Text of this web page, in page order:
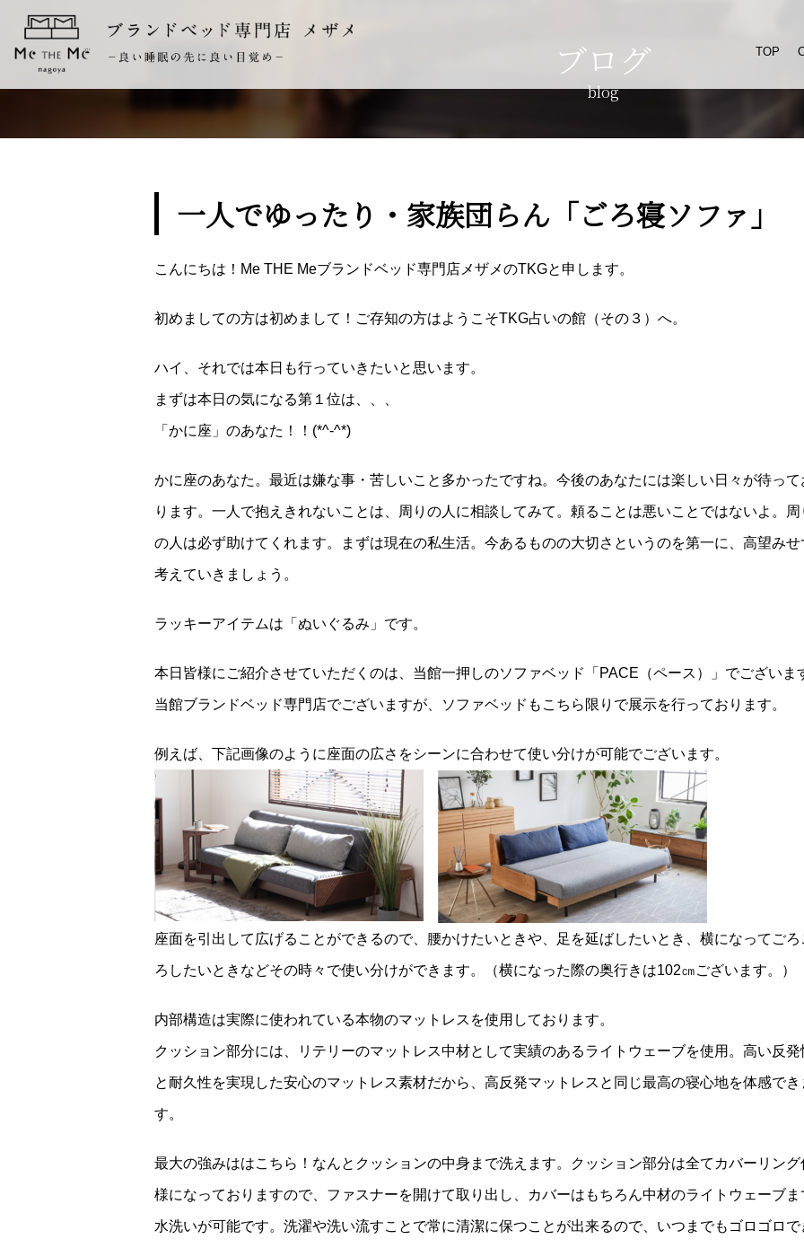
TOP
ブログ
blog
一人でゆったり・家族団らん「ごろ寝ソファ」
こんにちは！Me THE Meブランドベッド専門店メザメのTKGと申します。
初めましての方は初めまして！ご存知の方はようこそTKG占いの館（その３）へ。
ハイ、それでは本日も行っていきたいと思います。
まずは本日の気になる第１位は、、、
「かに座」のあなた！！(*^-^*)
かに座のあなた。最近は嫌な事・苦しいこと多かったですね。今後のあなたには楽しい日々が待って
ります。一人で抱えきれないことは、周りの人に相談してみて。頼ることは悪いことではないよ。周
の人は必ず助けてくれます。まずは現在の私生活。今あるものの大切さというのを第一に、高望みせ
考えていきましょう。
ラッキーアイテムは「ぬいぐるみ」です。
本日皆様にご紹介させていただくのは、当館一押しのソファベッド「PACE（ペース）」でございま
当館ブランドベッド専門店でございますが、ソファベッドもこちら限りで展示を行っております。
例えば、下記画像のように座面の広さをシーンに合わせて使い分けが可能でございます。
座面を引出して広げることができるので、腰かけたいときや、足を延ばしたいとき、横になってごろ
ろしたいときなどその時々で使い分けができます。（横になった際の奥行きは102㎝ございます。）
内部構造は実際に使われている本物のマットレスを使用しております。
クッション部分には、リテリーのマットレス中材として実績のあるライトウェーブを使用。高い反発
と耐久性を実現した安心のマットレス素材だから、高反発マットレスと同じ最高の寝心地を体感でき
す。
最大の強みははこちら！なんとクッションの中身まで洗えます。クッション部分は全てカバーリング
様になっておりますので、ファスナーを開けて取り出し、カバーはもちろん中材のライトウェーブま
水洗いが可能です。洗濯や洗い流すことで常に清潔に保つことが出来るので、いつまでもゴロゴロで